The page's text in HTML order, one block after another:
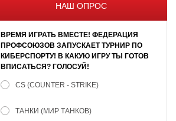
НАШ ОПРОС
ВРЕМЯ ИГРАТЬ ВМЕСТЕ! ФЕДЕРАЦИЯ
ПРОФСОЮЗОВ ЗАПУСКАЕТ ТУРНИР ПО
КИБЕРСПОРТУ! В КАКУЮ ИГРУ ТЫ ГОТОВ
ВПИСАТЬСЯ? ГОЛОСУЙ!
CS (COUNTER - STRIKE)
ТАНКИ (МИР ТАНКОВ)